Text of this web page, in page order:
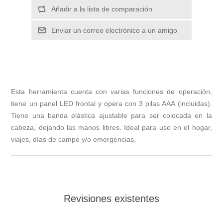
Añadir a la lista de comparación
Enviar un correo electrónico a un amigo
Esta herramienta cuenta con varias funciones de operación,
tiene un panel LED frontal y opera con 3 pilas AAA (incluidas).
Tiene una banda elástica ajustable para ser colocada en la
cabeza, dejando las manos libres. Ideal para uso en el hogar,
viajes, días de campo y/o emergencias.
Revisiones existentes